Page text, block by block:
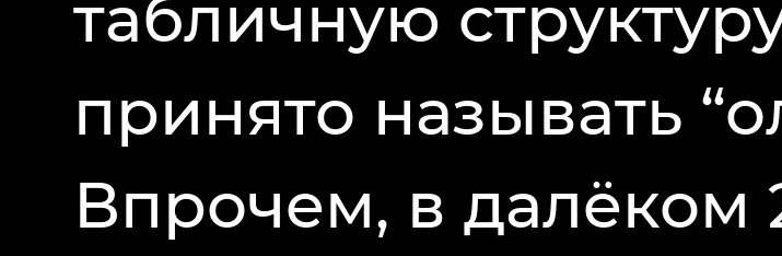
табличную
принято называть
Впрочем, в далёком